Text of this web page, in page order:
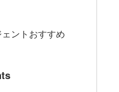
ントおすすめ